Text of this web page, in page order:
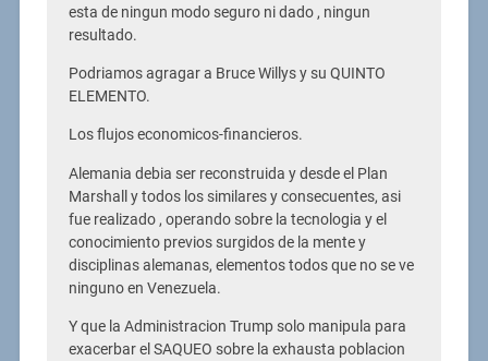
esta de ningun modo seguro ni dado , ningun
resultado.
Podriamos agragar a Bruce Willys y su QUINTO
ELEMENTO.
Los flujos economicos-financieros.
Alemania debia ser reconstruida y desde el Plan
Marshall y todos los similares y consecuentes, asi
fue realizado , operando sobre la tecnologia y el
conocimiento previos surgidos de la mente y
disciplinas alemanas, elementos todos que no se ve
ninguno en Venezuela.
Y que la Administracion Trump solo manipula para
exacerbar el SAQUEO sobre la exhausta poblacion